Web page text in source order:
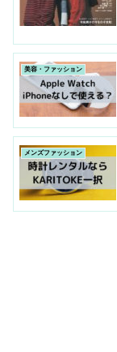
美容・ファッション
メンズファッション